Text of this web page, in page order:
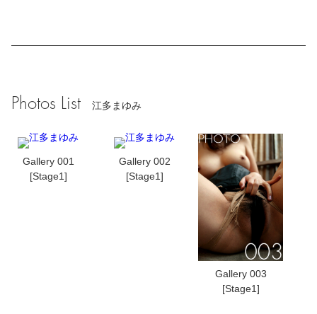
Photos List 江多まゆみ
Gallery 001
[Stage1]
Gallery 002
[Stage1]
Gallery 003
[Stage1]